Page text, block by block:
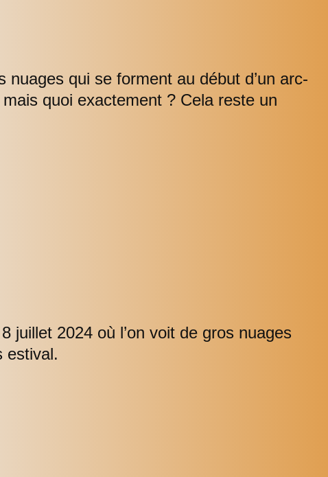
qui se forment au début d’un arc-
quoi exactement ? Cela reste un
juillet 2024 où l’on voit de gros nuages
estival.